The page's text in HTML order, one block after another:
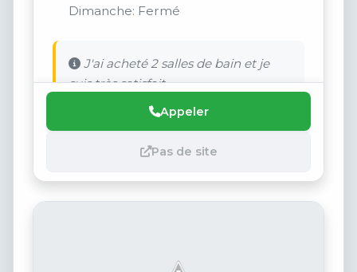
Dimanche: Fermé
J'ai acheté 2 salles de bain et je
suis très satisfait .
Appeler
Pas de site